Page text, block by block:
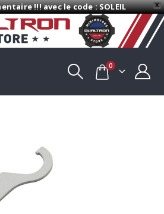
X
!!! avec le code : SOLEIL
0